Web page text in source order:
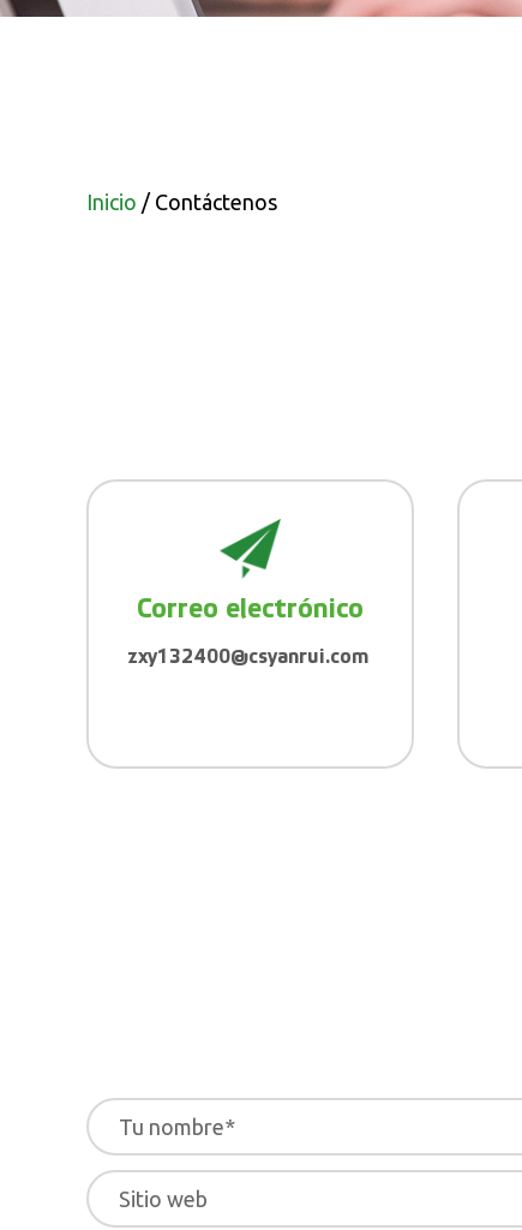
Inicio / Contáctenos
Correo electrónico
zxy132400@csyanrui.com